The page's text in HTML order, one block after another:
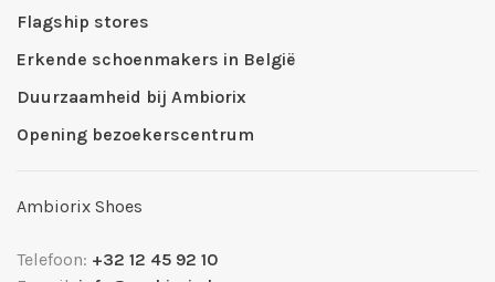
Flagship stores
Erkende schoenmakers in België
Duurzaamheid bij Ambiorix
Opening bezoekerscentrum
Ambiorix Shoes
Telefoon: +32 12 45 92 10